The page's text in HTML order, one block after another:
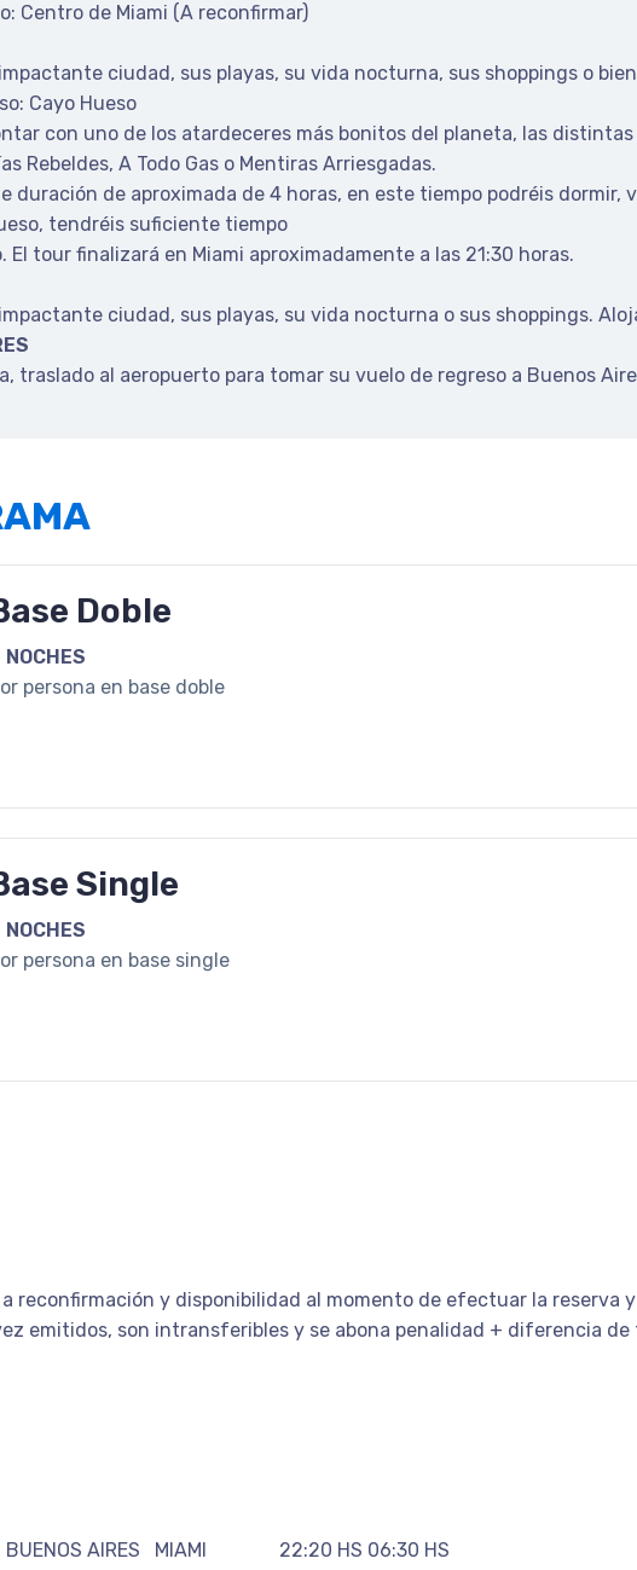
Centro de Miami (A reconfirmar)
ciudad, sus playas, su vida nocturna, sus shoppings o
Cayo Hueso
con uno de los atardeceres más bonitos del planeta, las
Rebeldes, A Todo Gas o Mentiras Arriesgadas.
duración de aproximada de 4 horas, en este tiempo podréis
tendréis suficiente tiempo
tour finalizará en Miami aproximadamente a las 21:30 horas.
ciudad, sus playas, su vida nocturna o sus shoppings.
traslado al aeropuerto para tomar su vuelo de regreso a Buenos
Doble
NOCHES
persona en base doble
Single
NOCHES
persona en base single
reconfirmación y disponibilidad al momento de efectuar la reserva
emitidos, son intransferibles y se abona penalidad + diferencia
BUENOS AIRES MIAMI 22:20 HS 06:30 HS